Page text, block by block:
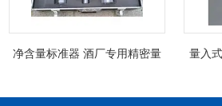
净含量标准器 酒厂专用精密量
量入